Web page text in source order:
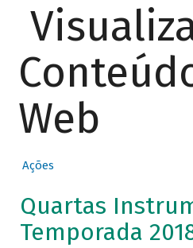
Web
Ações
Quartas
Temporada